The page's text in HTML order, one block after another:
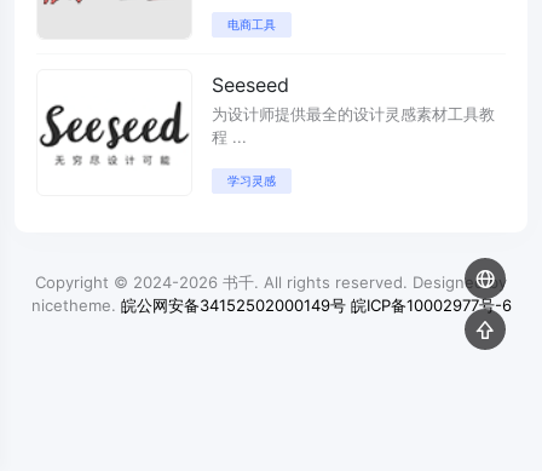
电商工具
Seeseed
为设计师提供最全的设计灵感素材工具教
程 ...
学习灵感
Copyright © 2024-2026 书千. All rights reserved. Designed by
nicetheme. 皖公网安备34152502000149号 皖ICP备10002977号-6